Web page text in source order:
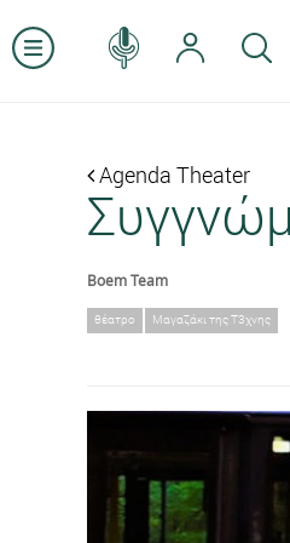
Agenda Theater
Boem Team
θέατρο Μαγαζάκι της Τ3χνης
Previous